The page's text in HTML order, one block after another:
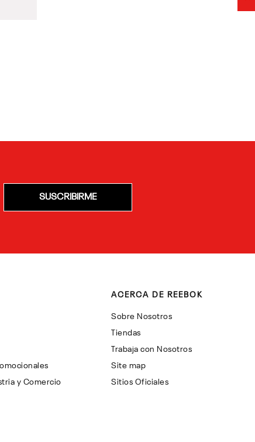
SUSCRIBIRME
y Comercio
ACERCA DE REEBOK
Sobre Nosotros
Tiendas
Trabaja con Nosotros
Site map
Sitios Oficiales